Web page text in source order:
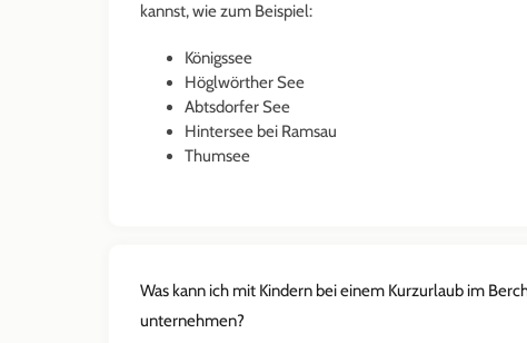
kannst, wie zum Beispiel:
Königssee
Höglwörther See
Abtsdorfer See
Hintersee bei Ramsau
Thumsee
Was kann ich mit Kindern bei einem Kurzurlaub im
unternehmen?